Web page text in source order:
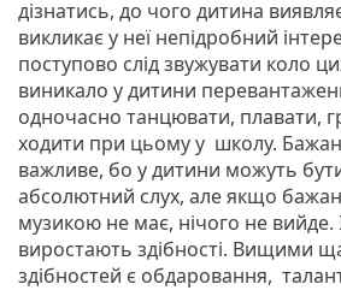
дізнатись, до чого дитина
викликає у неї непідробний
поступово слід звужувати коло
виникало у дитини
одночасно танцювати, плавати,
ходити при цьому у школу.
важливе, бо у дитини можуть бути
абсолютний слух, але якщо
музикою не має, нічого не вийде.
виростають здібності. Вищими
здібностей є обдаровання,